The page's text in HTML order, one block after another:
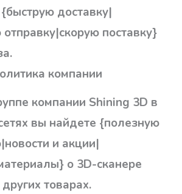
доставку|
поставку}
компании
компании Shining 3D в
вы найдете {полезную
и акции|
о 3D-сканере
товарах.